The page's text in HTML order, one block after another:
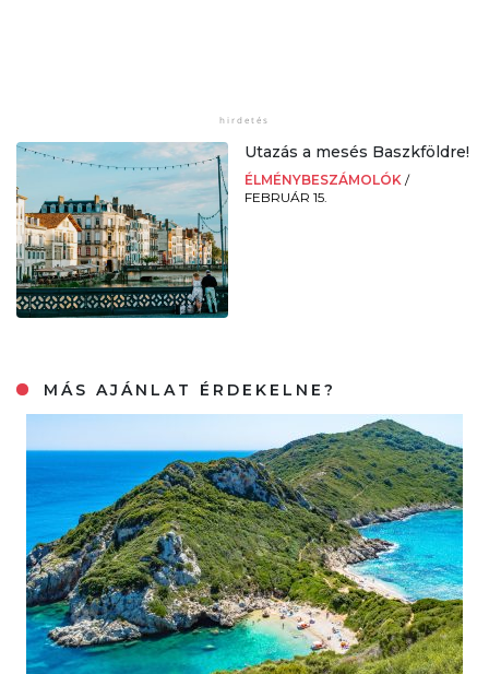
Utazás a mesés Baszkföldre!
ÉLMÉNYBESZÁMOLÓK /
FEBRUÁR 15.
MÁS AJÁNLAT ÉRDEKELNE?